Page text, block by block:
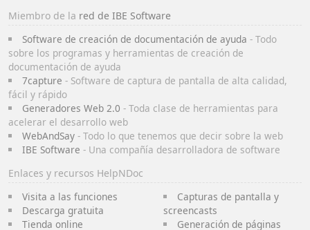
Miembro de la red de IBE Software
Software de creación de documentación de ayuda - Todo
sobre los programas y herramientas de creación de
documentación de ayuda
7capture - Software de captura de pantalla de alta calidad,
fácil y rápido
Generadores Web 2.0 - Toda clase de herramientas para
acelerar el desarrollo web
WebAndSay- Todo lo que tenemos que decir sobre la web
IBE Software - Una compañía desarrolladora de software
Enlaces y recursos HelpNDoc
Visita a las funciones
Descarga gratuita
Tienda online
Capturas de pantalla y
screencasts
Generación de páginas